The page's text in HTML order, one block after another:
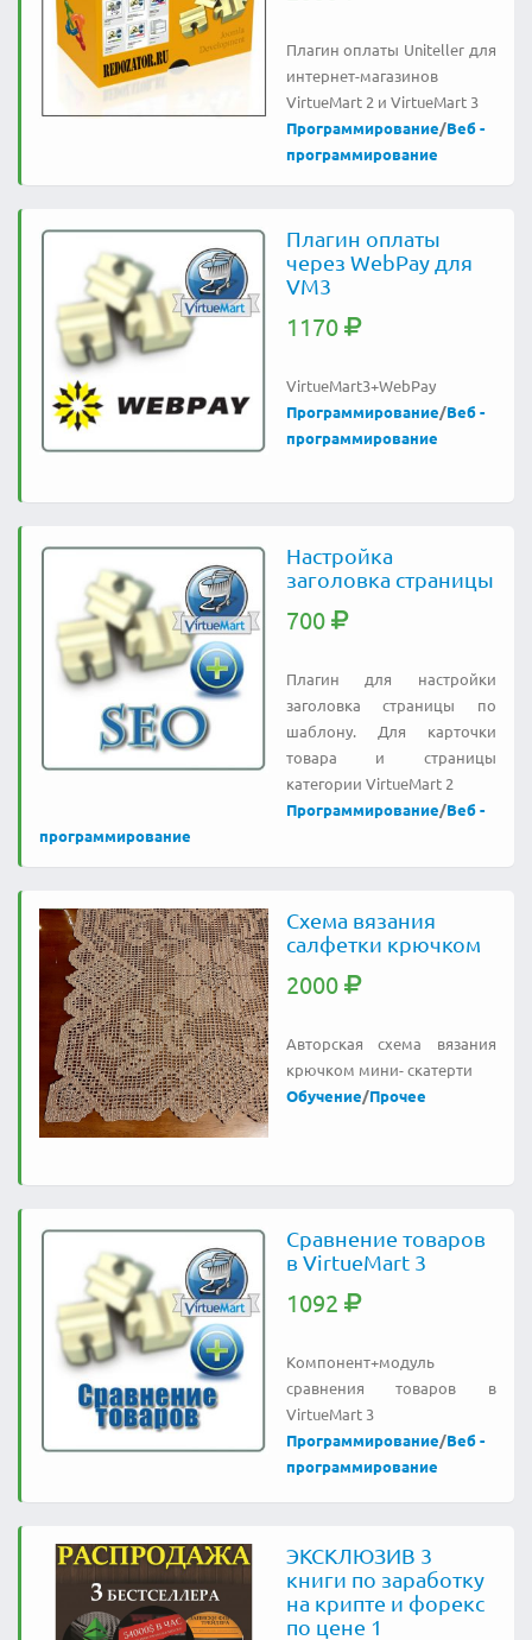
Плагин оплаты Uniteller для
интернет-магазинов
VirtueMart 2 и VirtueMart 3
Программирование/Веб -
программирование
Плагин оплаты
через WebPay для
VM3
1170
VirtueMart3+WebPay
Программирование/Веб -
программирование
Настройка
заголовка страницы
700
Плагин для настройки
заголовка страницы по
шаблону. Для карточки
товара и страницы
категории VirtueMart 2
Программирование/Веб -
программирование
Схема вязания
салфетки крючком
2000
Авторская схема вязания
крючком мини- скатерти
Обучение/Прочее
Сравнение товаров
в VirtueMart 3
1092
Компонент+модуль
сравнения товаров в
VirtueMart 3
Программирование/Веб -
программирование
ЭКСКЛЮЗИВ 3
книги по заработку
на крипте и форекс
по цене 1